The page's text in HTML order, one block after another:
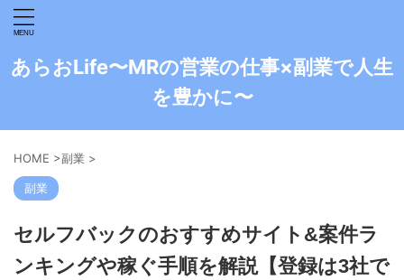
あらおLife〜MRの営業の仕事×副業で人生
を豊かに〜
HOME >副業 >
副業
セルフバックのおすすめサイト&案件ラ
ンキングや稼ぐ手順を解説【登録は3社で